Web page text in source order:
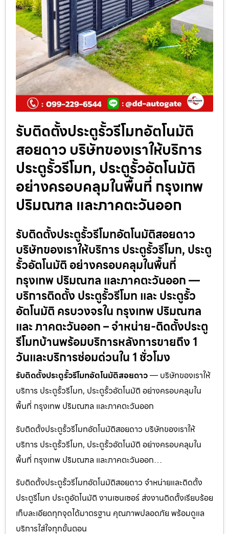
รับติดตั้งประตูรั้วรีโมทอัตโนมัติ
สอยดาว บริษัทของเราให้บริการ
ประตูรั้วรีโมท, ประตูรั้วอัตโนมัติ
อย่างครอบคลุมในพื้นที่ กรุงเทพ
ปริมณฑล และภาคตะวันออก
รับติดตั้งประตูรั้วรีโมทอัตโนมัติสอยดาว
บริษัทของเราให้บริการ ประตูรั้วรีโมท, ประตู
รั้วอัตโนมัติ อย่างครอบคลุมในพื้นที่
กรุงเทพ ปริมณฑล และภาคตะวันออก —
บริการติดตั้ง ประตูรั้วรีโมท และ ประตูรั้ว
อัตโนมัติ ครบวงจรใน กรุงเทพ ปริมณฑล
และ ภาคตะวันออก – จำหน่าย-ติดตั้งประตู
รีโมทบ้านพร้อมบริการหลังการขายถึง 1
วันและบริการซ่อมด่วนใน 1 ชั่วโมง
รับติดตั้งประตูรั้วรีโมทอัตโนมัติสอยดาว— บริษัทของเราให้
บริการ ประตูรั้วรีโมท, ประตูรั้วอัตโนมัติ อย่างครอบคลุมใน
พื้นที่ กรุงเทพ ปริมณฑล และภาคตะวันออก
รับติดตั้งประตูรั้วรีโมทอัตโนมัติสอยดาว บริษัทของเราให้
บริการ ประตูรั้วรีโมท, ประตูรั้วอัตโนมัติ อย่างครอบคลุมใน
พื้นที่ กรุงเทพ ปริมณฑล และภาคตะวันออก…
รับติดตั้งประตูรั้วรีโมทอัตโนมัติสอยดาว จำหน่ายและติดตั้ง
ประตูรีโมท ประตูอัตโนมัติ งานเซนเซอร์ ส่งงานติดตั้งเรียบร้อย
เก็บละเอียดทุกจุดได้มาตรฐาน คุณภาพปลอดภัย พร้อมดูแล
บริการใส่ใจทุกขั้นตอน